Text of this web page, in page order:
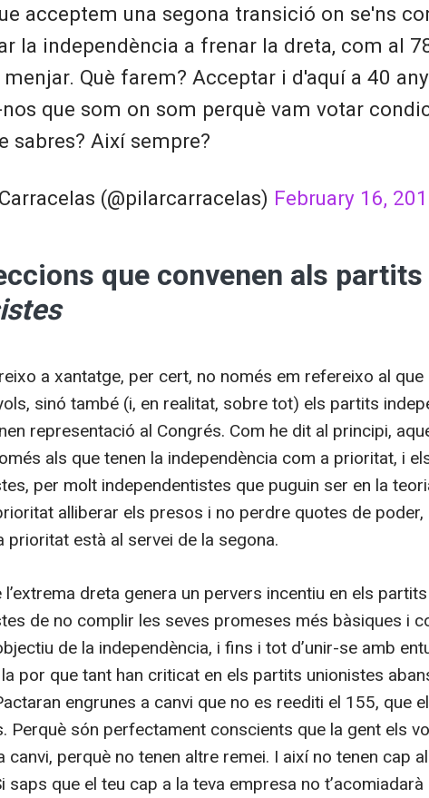
acceptem una segona transició on se'ns
la independència a frenar la dreta, com al
Què farem? Acceptar i d'aquí a 40
que som on som perquè vam votar
sabres? Així sempre?
(@pilarcarracelas) February 16,
que convenen als partits
a xantatge, per cert, no només em refereixo al que
sinó també (i, en realitat, sobre tot) els partits
representació al Congrés. Com he dit al principi,
als que tenen la independència com a prioritat, i
per molt independentistes que puguin ser en la
alliberar els presos i no perdre quotes de poder,
prioritat està al servei de la segona.
l’extrema dreta genera un pervers incentiu en els partits
de no complir les seves promeses més bàsiques i
de la independència, i fins i tot d’unir-se amb
por que tant han criticat en els partits unionistes
engrunes a canvi que no es reediti el 155, que
Perquè són perfectament conscients que la gent els
canvi, perquè no tenen altre remei. I així no tenen cap
saps que el teu cap a la teva empresa no